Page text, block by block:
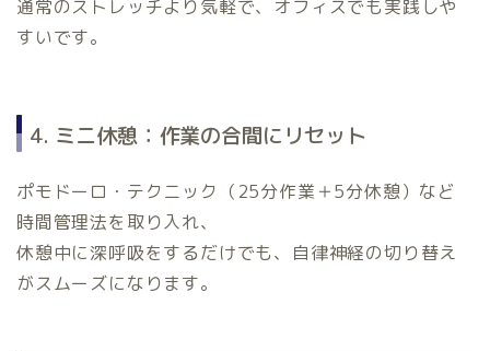
通常のストレッチより気軽で、オフィスでも実践しや
すいです。
4. ミニ休憩：作業の合間にリセット
ポモドーロ・テクニック（25分作業＋5分休憩）など
時間管理法を取り入れ、
休憩中に深呼吸をするだけでも、自律神経の切り替え
がスムーズになります。